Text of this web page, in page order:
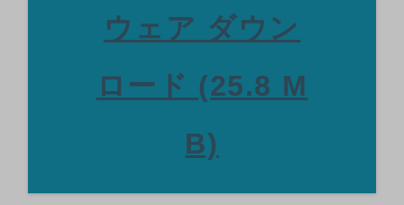
ウェア ダウン
ロード (25.8 M
B)